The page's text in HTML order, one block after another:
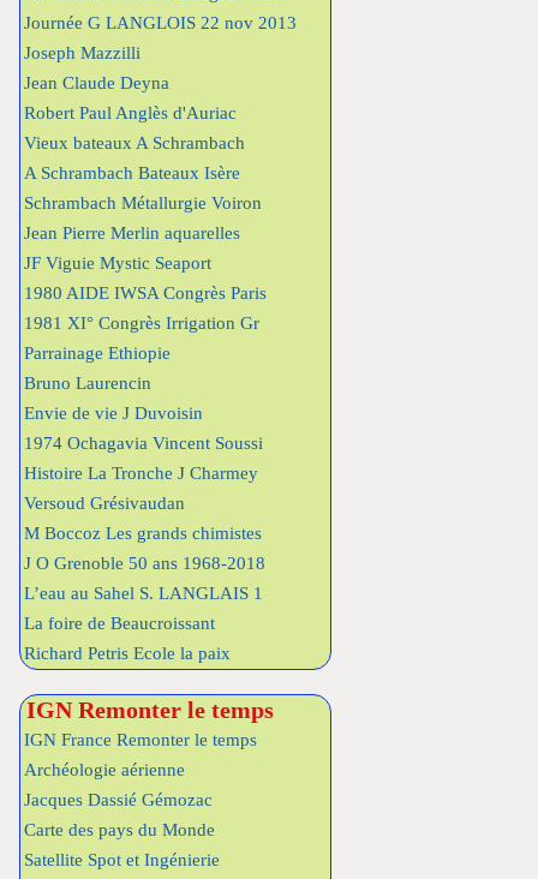
Journée G LANGLOIS 22 nov 2013
Joseph Mazzilli
Jean Claude Deyna
Robert Paul Anglès d'Auriac
Vieux bateaux A Schrambach
A Schrambach Bateaux Isère
Schrambach Métallurgie Voiron
Jean Pierre Merlin aquarelles
JF Viguie Mystic Seaport
1980 AIDE IWSA Congrès Paris
1981 XI° Congrès Irrigation Gr
Parrainage Ethiopie
Bruno Laurencin
Envie de vie J Duvoisin
1974 Ochagavia Vincent Soussi
Histoire La Tronche J Charmey
Versoud Grésivaudan
M Boccoz Les grands chimistes
J O Grenoble 50 ans 1968-2018
L’eau au Sahel S. LANGLAIS 1
La foire de Beaucroissant
Richard Petris Ecole la paix
IGN Remonter le temps
IGN France Remonter le temps
Archéologie aérienne
Jacques Dassié Gémozac
Carte des pays du Monde
Satellite Spot et Ingénierie